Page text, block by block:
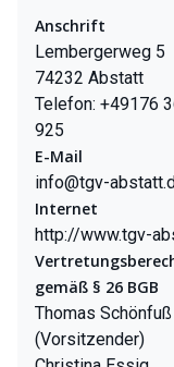
Anschrift
Lembergerweg 5
74232 Abstatt
Telefon: +49176
925
E-Mail
info@tgv-
Internet
http://www.tgv-
gemäß § 26 BGB
Thomas Schönfuß
(Vorsitzender)